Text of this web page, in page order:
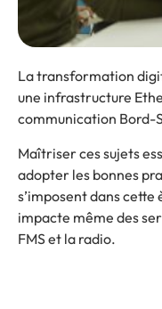
La transformation
une infrastructure
communication Bord-
Maîtriser ces sujets
adopter les bonnes
s’imposent dans cette
impacte même des
FMS et la radio.